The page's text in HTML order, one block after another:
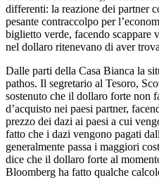
differenti: la reazione dei partner
pesante contraccolpo per
biglietto verde, facendo scappare
nel dollaro ritenevano di aver
Dalle parti della Casa Bianca la
pathos. Il segretario al Tesoro,
sostenuto che il dollaro forte non
d’acquisto nei paesi partner,
prezzo dei dazi ai paesi a cui
fatto che i dazi vengono pagati
generalmente passa i maggiori
dice che il dollaro forte al
Bloomberg ha fatto qualche